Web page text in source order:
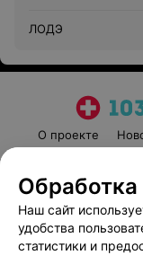
ЛОДЭ
О проекте
Наш сайт
удобства
статистики и